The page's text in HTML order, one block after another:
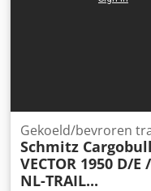
elektrisch Onderhoud
Gekoeld/bevroren
Schmitz Cargobull
VECTOR 1950 D/E
NL-TRAIL...